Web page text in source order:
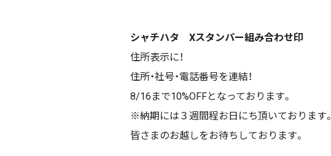
シャチハタ Xスタンパー組み合わせ印
住所表示に！
住所・社号・電話番号を連結！
8/16まで10%OFFとなっております。
※納期には３週間程お日にち頂いております。
皆さまのお越しをお待ちしております。